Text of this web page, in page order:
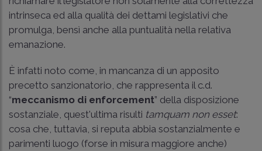
intrinseca ed alla qualità dei dettami legislativi che
promulga, bensì anche alla puntualità nella relativa
emanazione.
È infatti noto come, in mancanza di un apposito
precetto sanzionatorio, che rappresenta il c.d.
“meccanismo di enforcement” della disposizione
sostanziale, quest'ultima risulti tamquam non esset:
cosa che, tuttavia, si reputa abbia sostanzialmente e
parimenti luogo (forse in misura maggiore anche)